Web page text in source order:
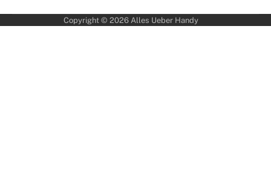
Copyright © 2026 Alles Ueber Handy